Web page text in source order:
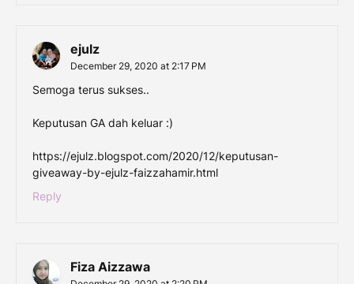
ejulz
December 29, 2020 at 2:17 PM
Semoga terus sukses..
Keputusan GA dah keluar :)
https://ejulz.blogspot.com/2020/12/keputusan-
giveaway-by-ejulz-faizzahamir.html
Reply
Fiza Aizzawa